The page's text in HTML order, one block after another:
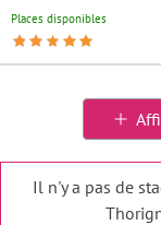
Places disponibles
Il n'y a pas de